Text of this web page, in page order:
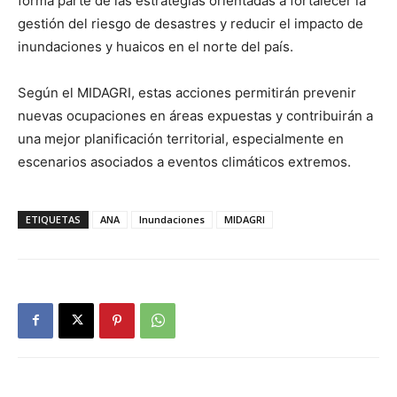
gestión del riesgo de desastres y reducir el impacto de
inundaciones y huaicos en el norte del país.
Según el MIDAGRI, estas acciones permitirán prevenir
nuevas ocupaciones en áreas expuestas y contribuirán a
una mejor planificación territorial, especialmente en
escenarios asociados a eventos climáticos extremos.
ETIQUETAS ANA Inundaciones MIDAGRI